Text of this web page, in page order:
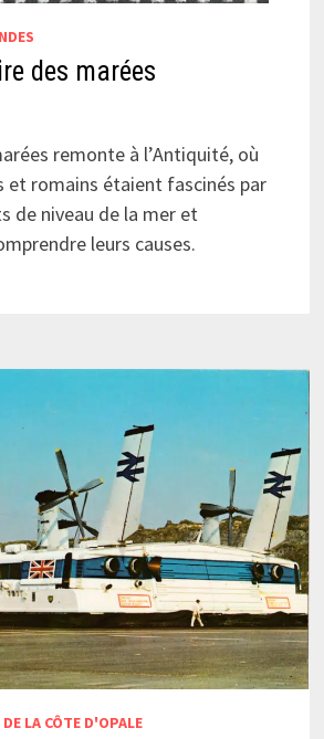
des marées
remonte à l’Antiquité, où
et romains étaient fascinés par
de niveau de la mer et
leurs causes.
LA CÔTE D'OPALE